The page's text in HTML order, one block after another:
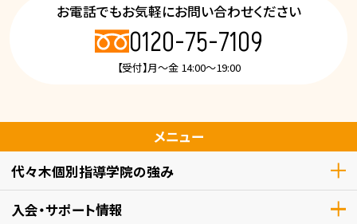
お電話でもお気軽にお問い合わせください
0120-75-7109
【受付】月～金 14:00～19:00
メニュー
代々木個別指導学院の強み
入会・サポート情報